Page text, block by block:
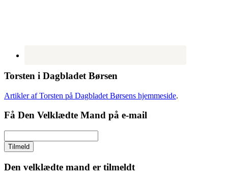
Torsten i Dagbladet Børsen
Artikler af Torsten på Dagbladet Børsens hjemmeside.
Få Den Velklædte Mand på e-mail
Den velklædte mand er tilmeldt